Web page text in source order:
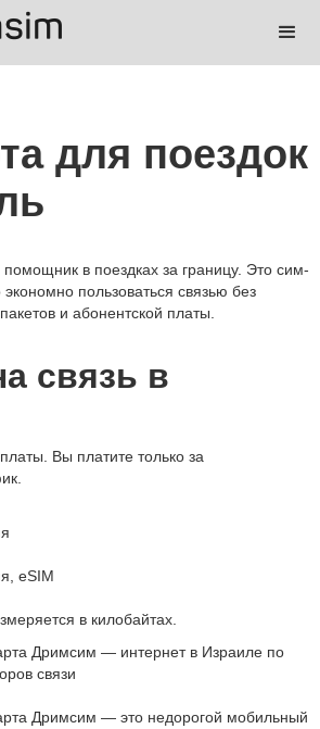
для поездок
в поездках за границу. Это сим-
пользоваться связью без
и абонентской платы.
связь в
Вы платите только за
eSIM
в килобайтах.
Дримсим — интернет в Израиле по
связи
Дримсим — это недорогой мобильный